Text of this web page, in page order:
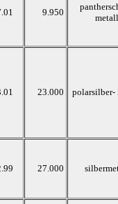
9.950
23.000 polarsilber-
27.000